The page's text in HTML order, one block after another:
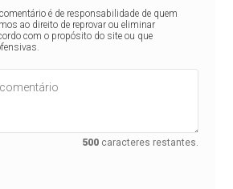
é de responsabilidade de quem
ao direito de reprovar ou eliminar
com o propósito do site ou que
500 caracteres restantes.